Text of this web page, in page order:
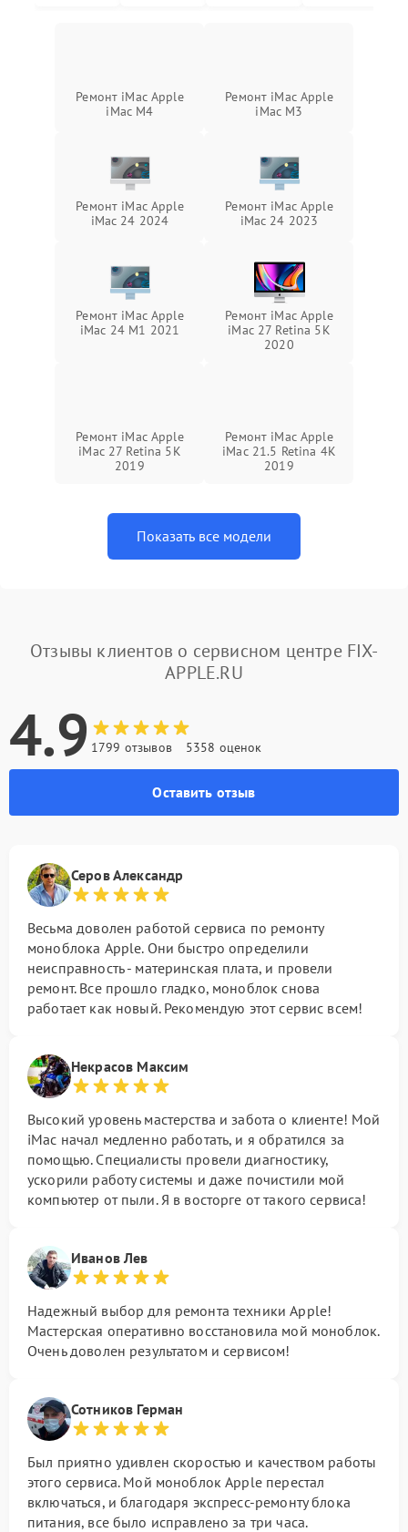
Ремонт iMac Apple
iMac M4
Ремонт iMac Apple
iMac M3
Ремонт iMac Apple
iMac 24 2024
Ремонт iMac Apple
iMac 24 2023
Ремонт iMac Apple
iMac 24 M1 2021
Ремонт iMac Apple
iMac 27 Retina 5K
2020
Ремонт iMac Apple
iMac 27 Retina 5K
2019
Ремонт iMac Apple
iMac 21.5 Retina 4K
2019
Показать все модели
Отзывы клиентов о сервисном центре FIX-
APPLE.RU
4.9 1799 отзывов 5358 оценок
Оставить отзыв
Серов Александр
Весьма доволен работой сервиса по ремонту
моноблока Apple. Они быстро определили
неисправность - материнская плата, и провели
ремонт. Все прошло гладко, моноблок снова
работает как новый. Рекомендую этот сервис всем!
Некрасов Максим
Высокий уровень мастерства и забота о клиенте! Мой
iMac начал медленно работать, и я обратился за
помощью. Специалисты провели диагностику,
ускорили работу системы и даже почистили мой
компьютер от пыли. Я в восторге от такого сервиса!
Иванов Лев
Надежный выбор для ремонта техники Apple!
Мастерская оперативно восстановила мой моноблок.
Очень доволен результатом и сервисом!
Сотников Герман
Был приятно удивлен скоростью и качеством работы
этого сервиса. Мой моноблок Apple перестал
включаться, и благодаря экспресс-ремонту блока
питания, все было исправлено за три часа.